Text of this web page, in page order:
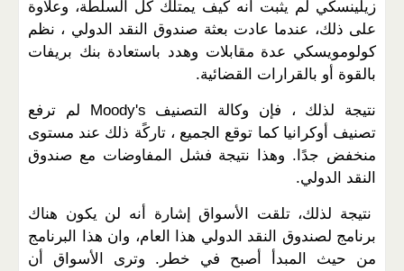
زيلينسكي لم يثبت أنه كيف يمتلك كل السلطة، وعلاوة
على ذلك، عندما عادت بعثة صندوق النقد الدولي ، نظم
كولومويسكي عدة مقابلات وهدد باستعادة بنك بريفات
بالقوة أو بالقرارات القضائية.
نتيجة لذلك ، فإن وكالة التصنيف Moody's لم ترفع
تصنيف أوكرانيا كما توقع الجميع ، تاركًة ذلك عند مستوى
منخفض جدًا. وهذا نتيجة فشل المفاوضات مع صندوق
النقد الدولي.
نتيجة لذلك، تلقت الأسواق إشارة أنه لن يكون هناك
برنامج لصندوق النقد الدولي هذا العام، وان هذا البرنامج
من حيث المبدأ أصبح في خطر. وترى الأسواق أن